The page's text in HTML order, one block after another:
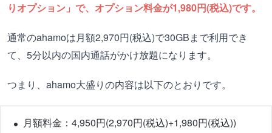
りオプション」で、オプション料金が1,980円(税込)です。
通常のahamoは月額2,970円(税込)で30GBまで利用でき
て、5分以内の国内通話がかけ放題になります。
つまり、ahamo大盛りの内容は以下のとおりです。
月額料金：4,950円(2,970円(税込)+1,980円(税込))